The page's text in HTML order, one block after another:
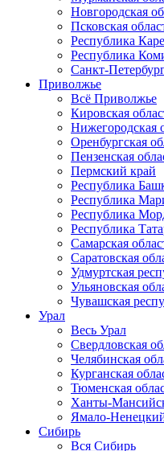
Новгородская
Псковская
Республика
Республика
Санкт-
Приволжье
Всё Приволжье
Кировская
Нижегородская
Оренбургская
Пензенская
Пермский край
Республика
Республика
Республика
Республика
Самарская
Саратовская
Удмуртская
Ульяновская
Чувашская
Урал
Весь Урал
Свердловская
Челябинская
Курганская
Тюменская
Ханты-
Ямало-
Сибирь
Вся Сибирь